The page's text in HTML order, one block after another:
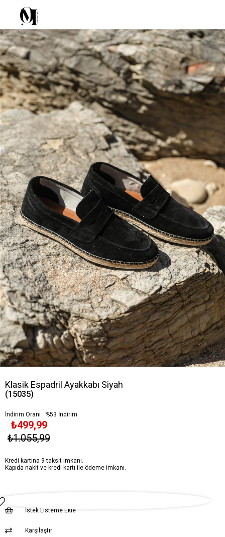
Klasik Espadril Ayakkabı Siyah
(15035)
İndirim Oranı : %53 İndirim
₺1.055,99
₺499,99
Kredi kartına 9 taksit imkanı.
Kapıda nakit ve kredi kartı ile ödeme imkanı.
İstek Listeme Ekle
Karşılaştır